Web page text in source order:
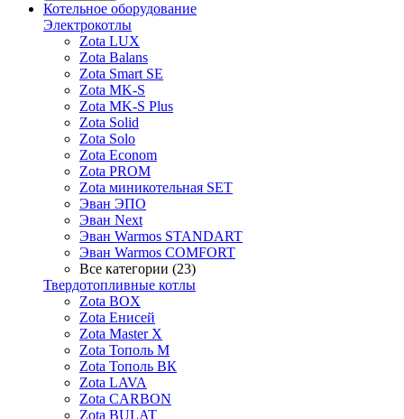
Котельное оборудование
Электрокотлы
Zota LUX
Zota Balans
Zota Smart SE
Zota MK-S
Zota MK-S Plus
Zota Solid
Zota Solo
Zota Econom
Zota PROM
Zota миникотельная SET
Эван ЭПО
Эван Next
Эван Warmos STANDART
Эван Warmos COMFORT
Все категории (23)
Твердотопливные котлы
Zota BOX
Zota Енисей
Zota Master X
Zota Тополь М
Zota Тополь ВК
Zota LAVA
Zota CARBON
Zota BULAT